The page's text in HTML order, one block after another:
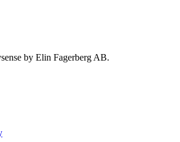
by Elin Fagerberg AB.